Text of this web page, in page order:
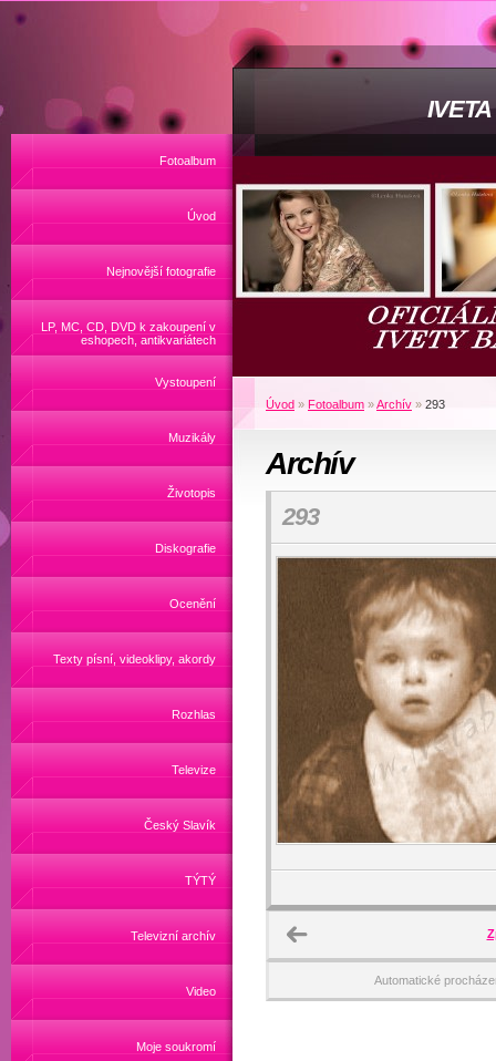
Fotoalbum
Úvod
Nejnovější fotografie
LP, MC, CD, DVD k zakoupení v
eshopech, antikvariátech
Vystoupení
Muzikály
Životopis
Diskografie
Ocenění
Texty písní, videoklipy, akordy
Rozhlas
Televize
Český Slavík
TÝTÝ
Televizní archív
Video
Moje soukromí
Úvod » Fotoalbum »Archív » 293
Archív
293
Automatické